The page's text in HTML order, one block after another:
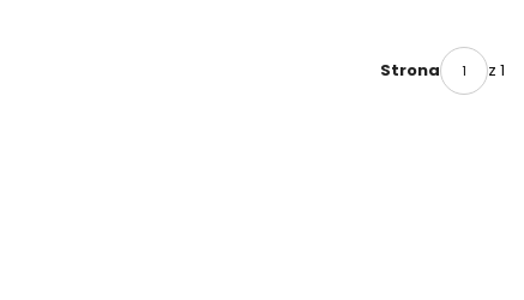
Strona z 1